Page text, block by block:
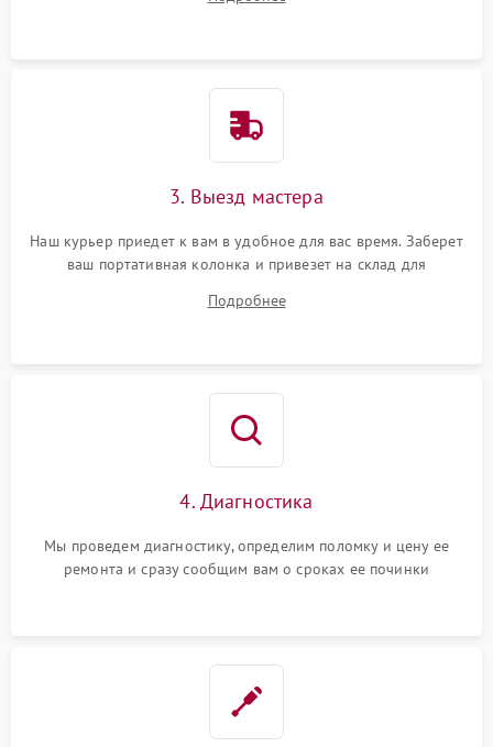
3. Выезд мастера
Наш курьер приедет к вам в удобное для вас время. Заберет
ваш портативная колонка и привезет на склад для
Подробнее
4. Диагностика
Мы проведем диагностику, определим поломку и цену ее
ремонта и сразу сообщим вам о сроках ее починки